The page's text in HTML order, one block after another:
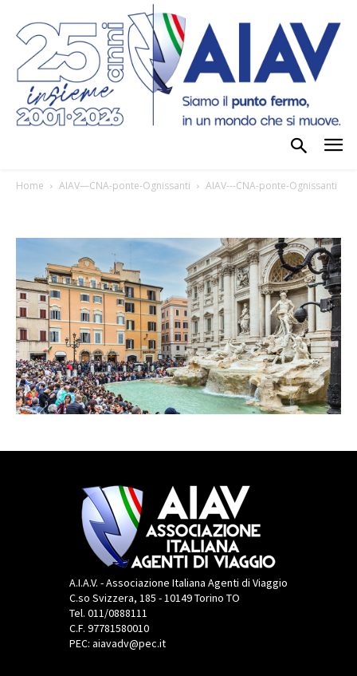
Home AIAV—CNA-ponte-Ognissanti AIAV---CNA-ponte-Ognissanti
A.I.A.V. - Associazione Italiana Agenti di Viaggio
C.so Svizzera, 185 - 10149 Torino TO
Tel. 011/0888111
C.F. 97781580010
PEC: aiavadv@pec.it